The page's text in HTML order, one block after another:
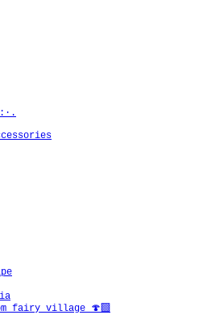
fairy village 🍄‍🟫